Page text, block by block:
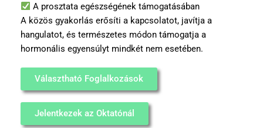
A prosztata egészségének támogatásában
A közös gyakorlás erősíti a kapcsolatot, javítja a
hangulatot, és természetes módon támogatja a
hormonális egyensúlyt mindkét nem esetében.
Választható Foglalkozások
Jelentkezek az Oktatónál